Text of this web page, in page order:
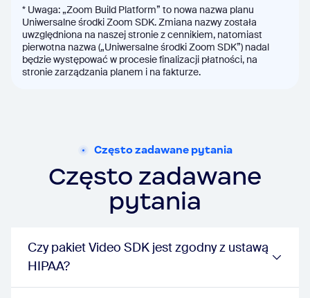
Zoom oferuje zweryfikowanym organizacjom non-profit na całym
W przypadku amerykańskich organizacji non-profit kwalifikujących się
* Uwaga: „Zoom Build Platform” to nowa nazwa planu
Uniwersalne środki Zoom SDK. Zmiana nazwy została
uwzględniona na naszej stronie z cennikiem, natomiast
pierwotna nazwa („Uniwersalne środki Zoom SDK”) nadal
będzie występować w procesie finalizacji płatności, na
stronie zarządzania planem i na fakturze.
Często zadawane pytania
Często zadawane
pytania
Czy pakiet Video SDK jest zgodny z ustawą
HIPAA?